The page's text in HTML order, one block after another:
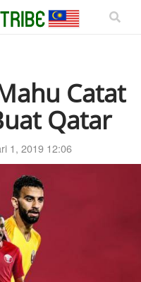
Catat
Qatar
1, 2019 12:06